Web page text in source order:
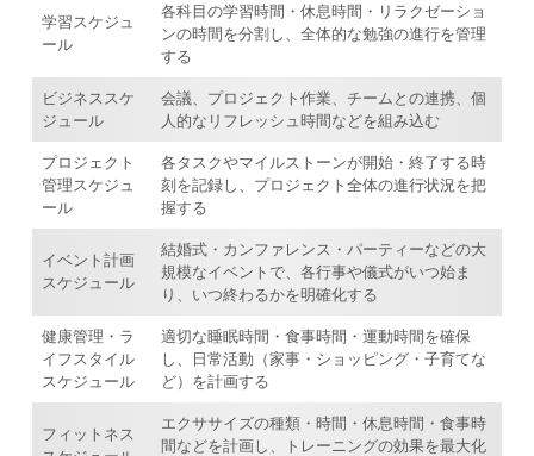
学習スケジュ
ール
各科目の学習時間・休息時間・リラクゼーショ
ンの時間を分割し、全体的な勉強の進行を管理
する
ビジネススケ
ジュール
会議、プロジェクト作業、チームとの連携、個
人的なリフレッシュ時間などを組み込む
プロジェクト
管理スケジュ
ール
各タスクやマイルストーンが開始・終了する時
刻を記録し、プロジェクト全体の進行状況を把
握する
イベント計画
スケジュール
結婚式・カンファレンス・パーティーなどの大
規模なイベントで、各行事や儀式がいつ始ま
り、いつ終わるかを明確化する
健康管理・ラ
イフスタイル
スケジュール
適切な睡眠時間・食事時間・運動時間を確保
し、日常活動（家事・ショッピング・子育てな
ど）を計画する
フィットネス
エクササイズの種類・時間・休息時間・食事時
間などを計画し、トレーニングの効果を最大化